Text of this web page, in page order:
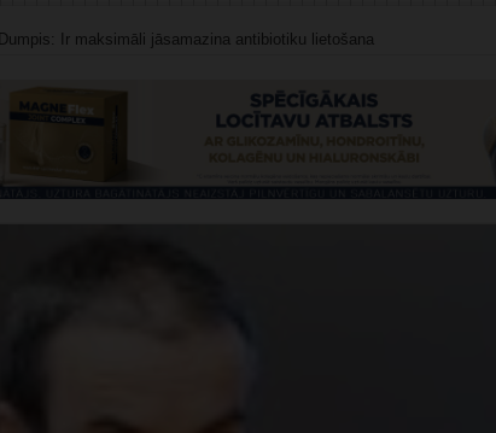
Dumpis: Ir maksimāli jāsamazina antibiotiku lietošana